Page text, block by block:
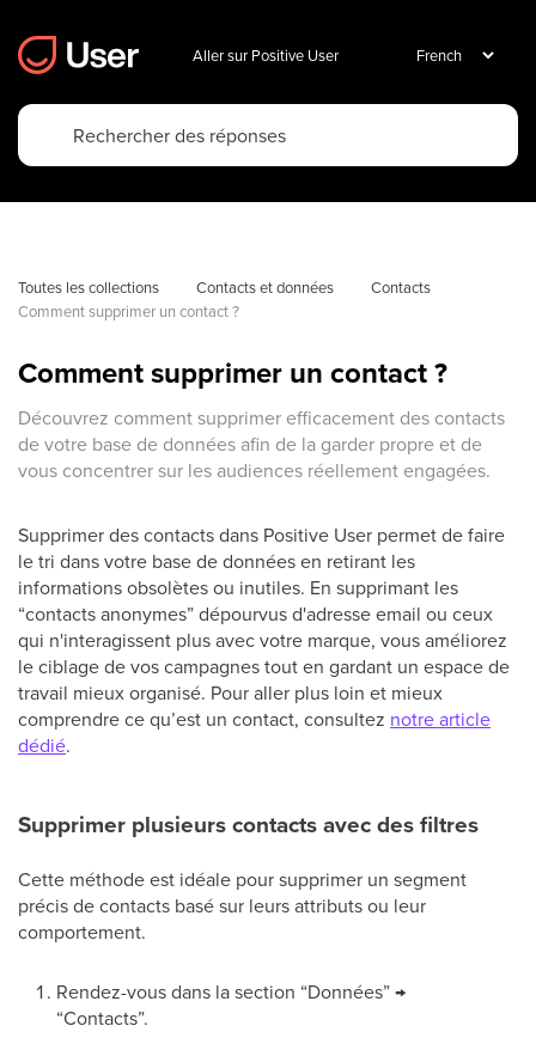
Aller sur Positive User
Toutes les collections Contacts et données
Contacts
Comment supprimer un contact ?
Comment supprimer un contact ?
Découvrez comment supprimer efficacement des contacts
de votre base de données afin de la garder propre et de
vous concentrer sur les audiences réellement engagées.
Supprimer des contacts dans Positive User permet de faire
le tri dans votre base de données en retirant les
informations obsolètes ou inutiles. En supprimant les
“contacts anonymes” dépourvus d'adresse email ou ceux
qui n'interagissent plus avec votre marque, vous améliorez
le ciblage de vos campagnes tout en gardant un espace de
travail mieux organisé. Pour aller plus loin et mieux
comprendre ce qu’est un contact, consultez notre article
dédié.
Supprimer plusieurs contacts avec des filtres
Cette méthode est idéale pour supprimer un segment
précis de contacts basé sur leurs attributs ou leur
comportement.
Rendez-vous dans la section “Données” →
“Contacts”.